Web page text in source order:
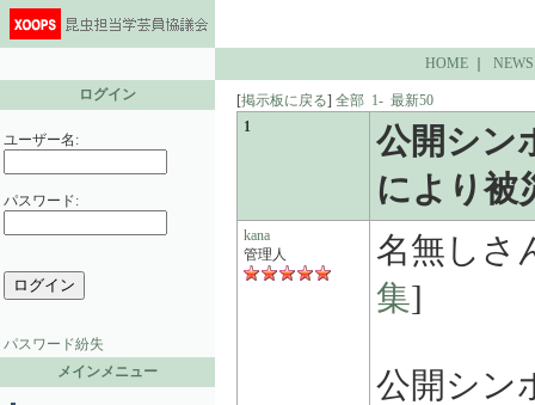
HOME｜ NEWS
ログイン
ユーザー名:
パスワード:
パスワード紛失
メインメニュー
[掲示板に戻る] 全部 1- 最新50
1
公開シン
により被
kana
管理人
名無しさ
集]
公開シン